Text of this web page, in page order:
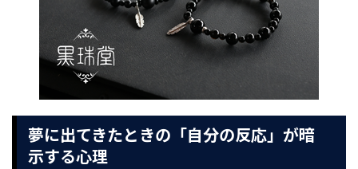
夢に出てきたときの「自分の反応」が暗
示する心理